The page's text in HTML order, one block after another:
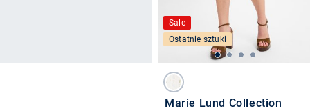
Sale
Ostatnie sztuki
Marie Lund Collection